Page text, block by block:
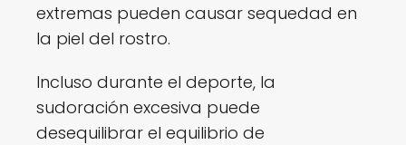
extremas pueden causar sequedad en
la piel del rostro.
Incluso durante el deporte, la
sudoración excesiva puede
desequilibrar el equilibrio de